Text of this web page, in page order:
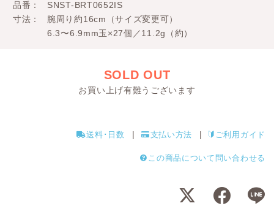
品番
SNST-BRT0652IS
寸法
腕周り約16cm（サイズ変更可）
6.3〜6.9mm玉×27個／11.2g（約）
SOLD OUT
お買い上げ有難うございます
送料･日数 支払い方法 ご利用ガイド
この商品について問い合わせる